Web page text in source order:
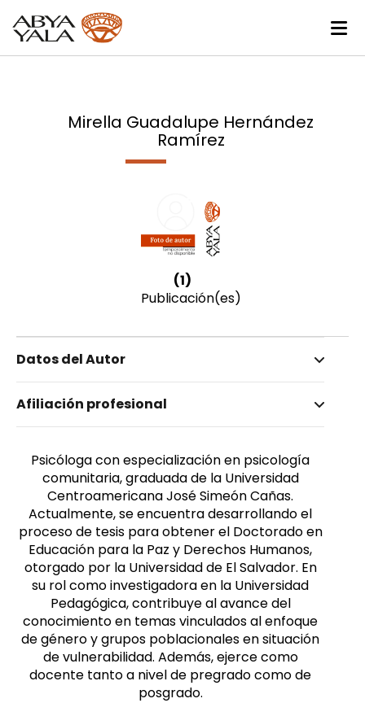
Mirella Guadalupe Hernández
Ramírez
(1)
Publicación(es)
Datos del Autor
Hernández Ramírez, Mirella Guadalupe
Femenino
Afiliación profesional
Psicóloga con especialización en psicología
comunitaria, graduada de la Universidad
Centroamericana José Simeón Cañas.
Actualmente, se encuentra desarrollando el
proceso de tesis para obtener el Doctorado en
Educación para la Paz y Derechos Humanos,
otorgado por la Universidad de El Salvador. En
su rol como investigadora en la Universidad
Pedagógica, contribuye al avance del
conocimiento en temas vinculados al enfoque
de género y grupos poblacionales en situación
de vulnerabilidad. Además, ejerce como
docente tanto a nivel de pregrado como de
posgrado.